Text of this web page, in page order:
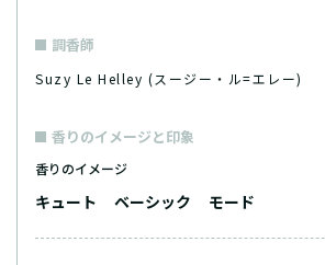
調香師
Suzy Le Helley (スージー・ル=エレー)
香りのイメージと印象
香りのイメージ
キュート ベーシック モード